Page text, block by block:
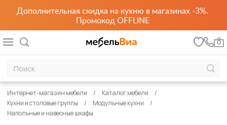
Дополнительная скидка на кухню в магазинах -3%.
Промокод OFFLINE
0
Интернет-магазин мебели
Каталог мебели
Кухни и столовые группы
Модульные кухни
Напольные и навесные шкафы